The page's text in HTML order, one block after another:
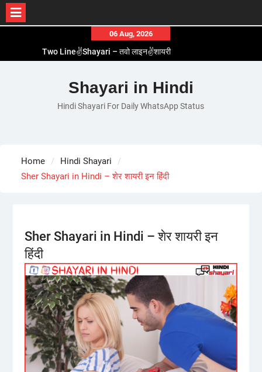
content
06 Aug, 2026
Two Line✌️Shayari – तवो लाइन✌️शायरी
Romantic Love😽Status – रोमांटिक लव😽स्टेटस
Love🥳Poetry In Hindi – लव🥳पोएट्री इन हिंदी
1 Line☝️Shayari In Hindi – १ लाइन☝️शायरी इन हिंदी
Shayari in Hindi
Hindi Shayari For Daily WhatsApp Status
Home
Hindi Shayari
Sher Shayari in Hindi – शेर शायरी इन हिंदी
Sher Shayari in Hindi – शेर शायरी इन
हिंदी